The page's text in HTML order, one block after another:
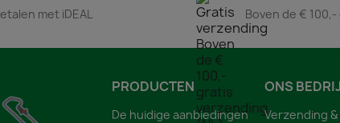
met iDEAL Boven de €
PRODUCTEN
De huidige aanbiedingen
ONS
Verzending